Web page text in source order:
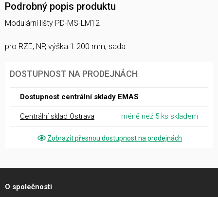
Podrobný popis produktu
Modulární lišty PD-MS-LM12
pro RZE, NP, výška 1 200 mm, sada
DOSTUPNOST NA PRODEJNÁCH
Dostupnost centrální sklady EMAS
Centrální sklad Ostrava méně než 5 ks skladem
Zobrazit přesnou dostupnost na prodejnách
O společnosti